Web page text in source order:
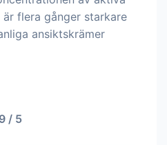
flera gånger starkare
ansiktskrämer
/ 5